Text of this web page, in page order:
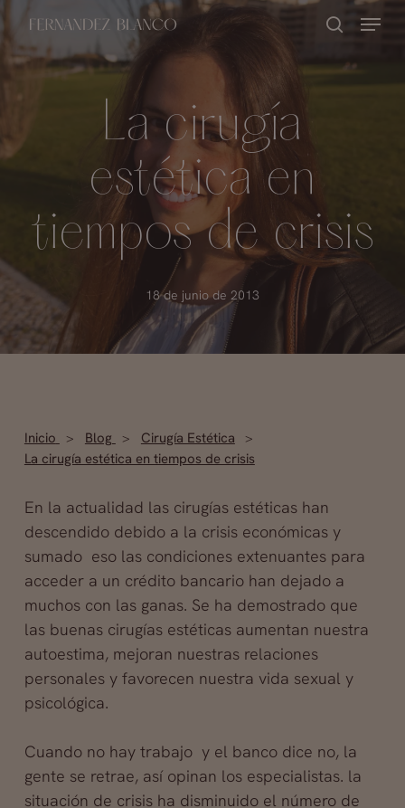
Menu
La cirugía
estética en
tiempos de crisis
18 de junio de 2013
Inicio Blog
Cirugía Estética
La cirugía estética en tiempos de crisis
En la actualidad las cirugías estéticas han
descendido debido a la crisis económicas y
sumado eso las condiciones extenuantes para
acceder a un crédito bancario han dejado a
muchos con las ganas. Se ha demostrado que
las buenas cirugías estéticas aumentan nuestra
autoestima, mejoran nuestras relaciones
personales y favorecen nuestra vida sexual y
psicológica.
Cuando no hay trabajo y el banco dice no, la
gente se retrae, así opinan los especialistas. la
situación de crisis ha disminuido el número de